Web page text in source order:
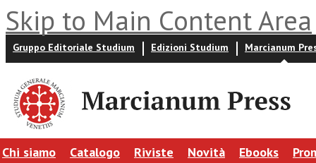
Skip to Main Content Area
Gruppo Editoriale Studium Edizioni Studium Marcianum
Chi siamo Catalogo Riviste Novità Ebooks